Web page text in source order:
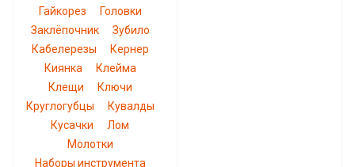
Гайкорез
Головки
Заклёпочник
Зубило
Кабелерезы
Кернер
Киянка
Клейма
Клещи
Ключи
Круглогубцы
Кувалды
Кусачки
Лом
Молотки
Наборы инструмента